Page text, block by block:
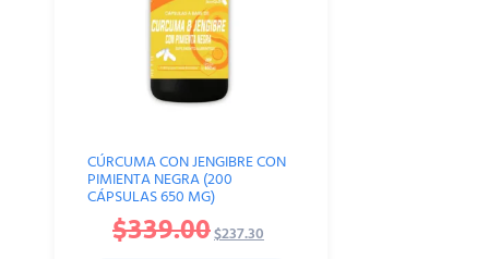
CÚRCUMA CON JENGIBRE CON
PIMIENTA NEGRA (200
CÁPSULAS 650 MG)
$339.00$237.30